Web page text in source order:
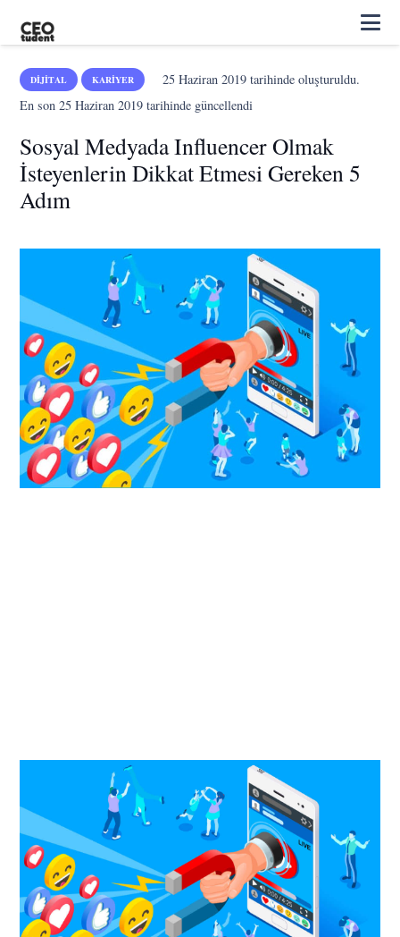
DIJITAL KARIYER 25 Haziran 2019tarihinde oluşturuldu.
En son25 Haziran 2019 tarihinde güncellendi
Sosyal Medyada Influencer Olmak
İsteyenlerin Dikkat Etmesi Gereken 5
Adım